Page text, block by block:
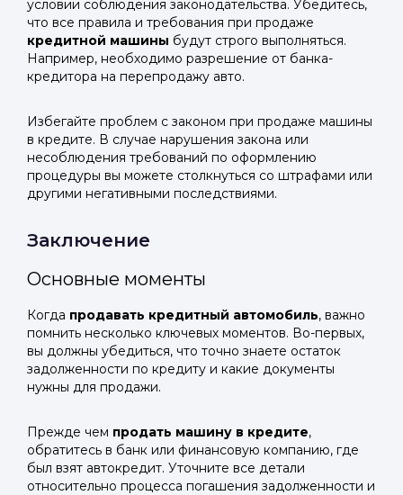
условии соблюдения законодательства. Убедитесь,
что все правила и требования при продаже
кредитной машины будут строго выполняться.
Например, необходимо разрешение от банка-
кредитора на перепродажу авто.
Избегайте проблем с законом при продаже машины
в кредите. В случае нарушения закона или
несоблюдения требований по оформлению
процедуры вы можете столкнуться со штрафами или
другими негативными последствиями.
Заключение
Основные моменты
Когда продавать кредитный автомобиль, важно
помнить несколько ключевых моментов. Во-первых,
вы должны убедиться, что точно знаете остаток
задолженности по кредиту и какие документы
нужны для продажи.
Прежде чем продать машину в кредите,
обратитесь в банк или финансовую компанию, где
был взят автокредит. Уточните все детали
относительно процесса погашения задолженности и